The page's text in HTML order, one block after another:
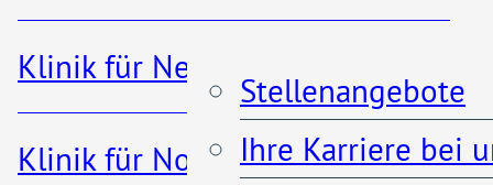
Klinik für Nephrologie
Klinik für Notfall- und
Stellenangebote
Ihre Karriere bei